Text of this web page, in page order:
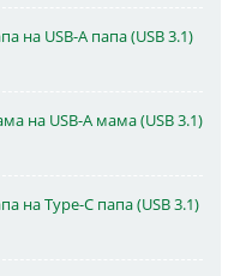
на USB-A папа (USB 3.1)
на USB-A мама (USB 3.1)
на Type-C папа (USB 3.1)